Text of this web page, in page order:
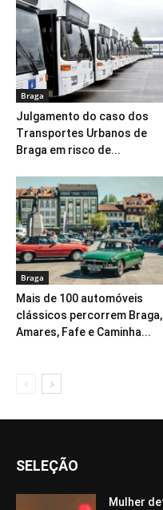
Braga
Julgamento do caso dos
Transportes Urbanos de
Braga em risco de...
Braga
Mais de 100 automóveis
clássicos percorrem Braga,
Amares, Fafe e Caminha...
SELEÇÃO
Mulher